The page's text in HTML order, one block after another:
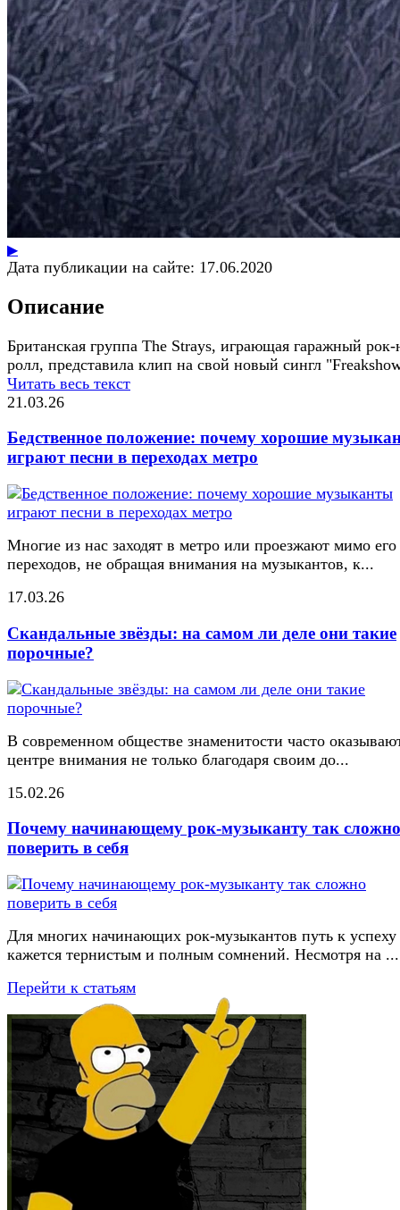
▶
Дата публикации на сайте: 17.06.2020
Описание
Британская группа The Strays, играющая гаражный рок-
ролл, представила клип на свой новый сингл
Читать весь текст
21.03.26
Бедственное положение: почему хорошие
играют песни в переходах метро
Многие из нас заходят в метро или проезжают мимо его
переходов, не обращая внимания на музыкантов, к...
17.03.26
Скандальные звёзды: на самом ли деле они такие
порочные?
В современном обществе знаменитости часто
центре внимания не только благодаря своим до...
15.02.26
Почему начинающему рок-музыканту так сложно
поверить в себя
Для многих начинающих рок-музыкантов путь к успеху
кажется тернистым и полным сомнений. Несмотря на ...
Перейти к статьям